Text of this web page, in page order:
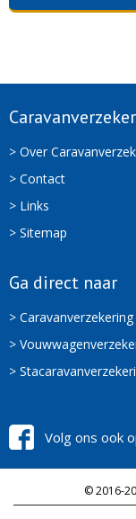
> Over
> Contact
> Links
> Sitemap
Ga direct naar
> Caravanverzekering
>
>
Volg ons ook
© 2016-